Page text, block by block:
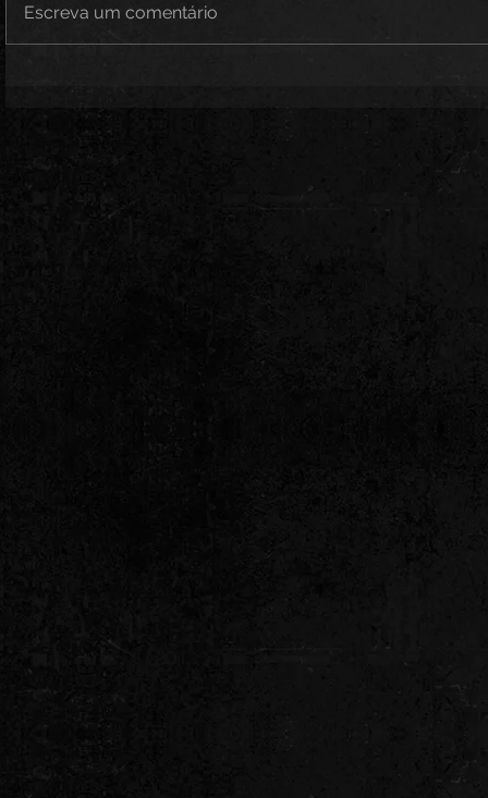
Escreva um comentário